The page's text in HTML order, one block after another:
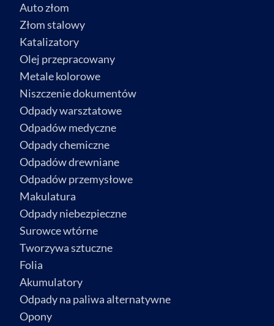
Auto złom
Złom stalowy
Katalizatory
Olej przepracowany
Metale kolorowe
Niszczenie dokumentów
Odpady warsztatowe
Odpadów medyczne
Odpady chemiczne
Odpadów drewniane
Odpadów przemysłowe
Makulatura
Odpady niebezpieczne
Surowce wtórne
Tworzywa sztuczne
Folia
Akumulatory
Odpady na paliwa alternatywne
Opony